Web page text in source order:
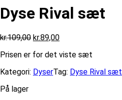
Dyse Rival sæt
kr.109,00 Den
pris
kr.109,00.
kr.89,00Den
pris
kr.89,00.
Prisen er for det viste sæt
Kategori: DyserTag: Dyse Rival sæt
På lager